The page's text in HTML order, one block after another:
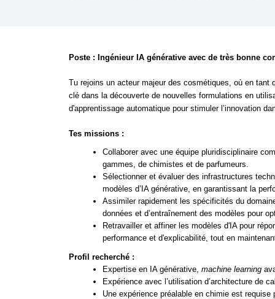
Poste : Ingénieur IA générative avec de très bonne
Tu rejoins un acteur majeur des cosmétiques, où en tant
clé dans la découverte de nouvelles formulations en
d'apprentissage automatique pour stimuler l’innovation
Tes missions :
Collaborer avec une équipe pluridisciplinaire
gammes, de chimistes et de parfumeurs.
Sélectionner et évaluer des infrastructures
modèles d’IA générative, en garantissant la
Assimiler rapidement les spécificités du
données et d’entraînement des modèles pour
Retravailler et affiner les modèles d'IA pour
performance et d'explicabilité, tout en
Profil recherché :
Expertise en IA générative, machine learning
Expérience avec l’utilisation d’architecture de
Une expérience préalable en chimie est